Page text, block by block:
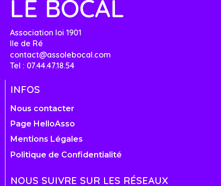
LE BOCAL
Association loi 1901
Ile de Ré
contact@assolebocal.com
Tel : 07.44.47.18.54
INFOS
Nous contacter
Page HelloAsso
Mentions Légales
Politique de Confidentialité
NOUS SUIVRE SUR LES RÉSEAUX